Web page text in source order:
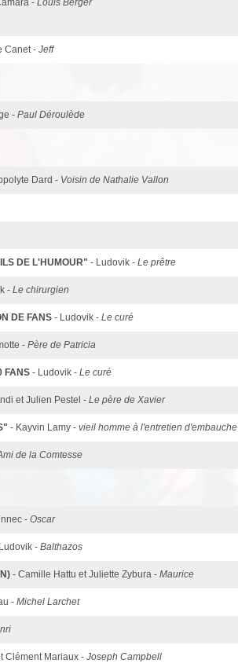
Canet - Jeff
- Paul Déroulède
Dard - Voisin de Nathalie Vallon
DE L'HUMOUR" - Ludovik - Le prêtre
- Le chirurgien
DE FANS - Ludovik - Le curé
- Père de Patricia
FANS - Ludovik - Le curé
et Julien Pestel - Le père de Xavier
- Kayvin Lamy - vieil homme à l'entretien d'embauche
de la Comtesse
- Oscar
- Balthazos
- Camille Hattu et Juliette Zybura - Maurice
- Michel Larchet
Clément Mariaux - Joseph Campbell